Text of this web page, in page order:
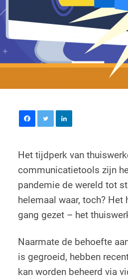
Het tijdperk van
communicatietools zijn
pandemie de wereld tot
helemaal waar, toch?
gang gezet – het
Naarmate de behoefte
is gegroeid, hebben
kan worden beheerd via